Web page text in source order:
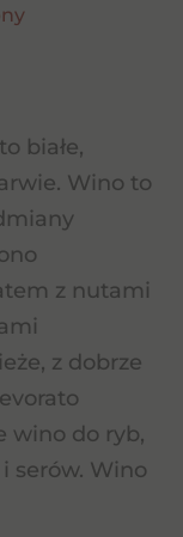
białe,
Wino to
z nutami
z dobrze
wino do ryb,
serów. Wino